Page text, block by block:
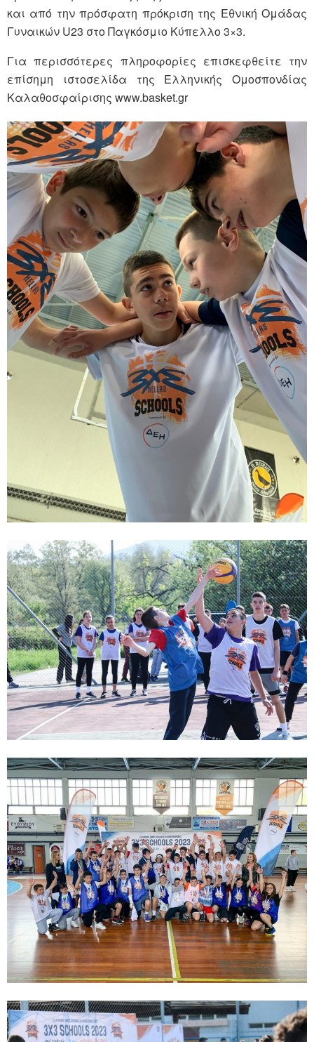
και από την πρόσφατη πρόκριση της Εθνική Ομάδας
Γυναικών U23 στο Παγκόσμιο Κύπελλο 3×3.
Για περισσότερες πληροφορίες επισκεφθείτε την
επίσημη ιστοσελίδα της Ελληνικής Ομοσπονδίας
Καλαθοσφαίρισης www.basket.gr